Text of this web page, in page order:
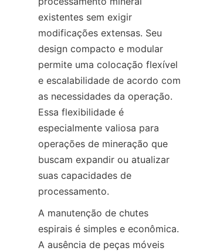
existentes sem exigir
modificações extensas. Seu
design compacto e modular
permite uma colocação flexível
e escalabilidade de acordo com
as necessidades da operação.
Essa flexibilidade é
especialmente valiosa para
operações de mineração que
buscam expandir ou atualizar
suas capacidades de
processamento.
A manutenção de chutes
espirais é simples e econômica.
A ausência de peças móveis